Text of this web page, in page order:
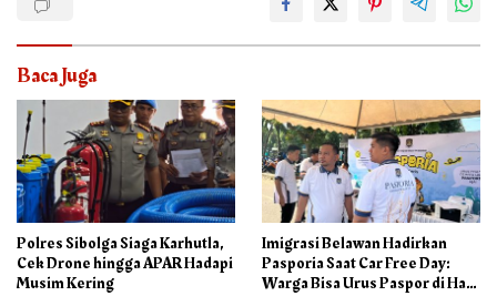
Baca Juga
Polres Sibolga Siaga Karhutla,
Cek Drone hingga APAR Hadapi
Musim Kering
Imigrasi Belawan Hadirkan
Pasporia Saat Car Free Day:
Warga Bisa Urus Paspor di Hari